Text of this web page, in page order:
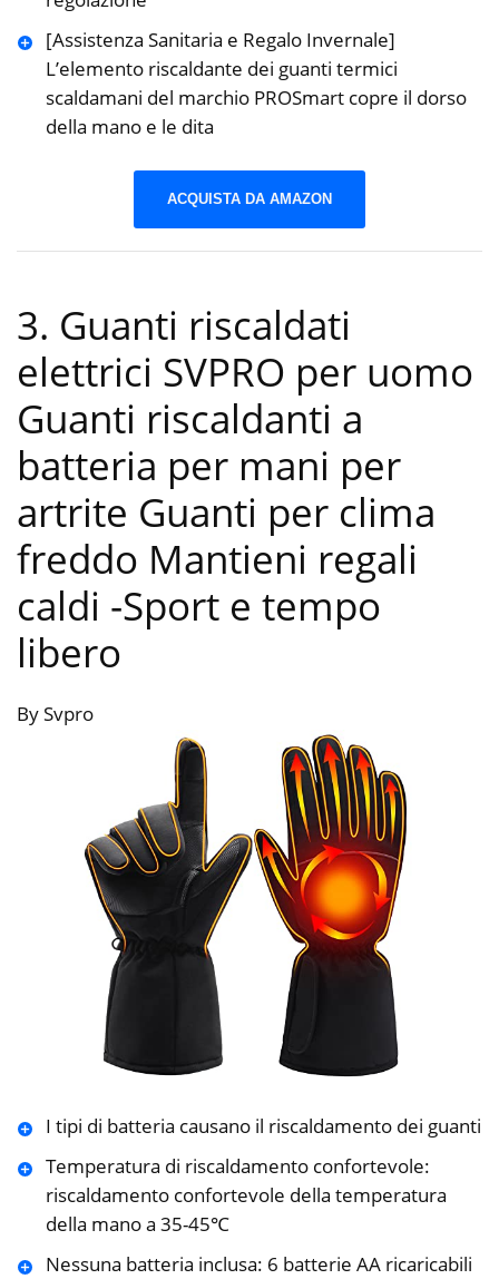
[Assistenza Sanitaria e Regalo Invernale]
L’elemento riscaldante dei guanti termici
scaldamani del marchio PROSmart copre il dorso
della mano e le dita
ACQUISTA DA AMAZON
3. Guanti riscaldati
elettrici SVPRO per uomo
Guanti riscaldanti a
batteria per mani per
artrite Guanti per clima
freddo Mantieni regali
caldi -Sport e tempo
libero
By Svpro
I tipi di batteria causano il riscaldamento dei guanti
Temperatura di riscaldamento confortevole:
riscaldamento confortevole della temperatura
della mano a 35-45℃
Nessuna batteria inclusa: 6 batterie AA ricaricabili